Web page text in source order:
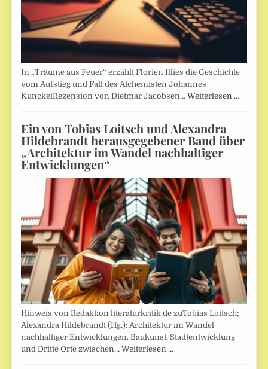
In „Träume aus Feuer“ erzählt Florien Illies die Geschichte
vom Aufstieg und Fall des Alchemisten Johannes
KunckelRezension von Dietmar Jacobsen…Weiterlesen …
Ein von Tobias Loitsch und Alexandra
Hildebrandt herausgegebener Band über
„Architektur im Wandel nachhaltiger
Entwicklungen“
Hinweis von Redaktion literaturkritik.de zuTobias Loitsch;
Alexandra Hildebrandt (Hg.): Architektur im Wandel
nachhaltiger Entwicklungen. Baukunst, Stadtentwicklung
und Dritte Orte zwischen…Weiterlesen …